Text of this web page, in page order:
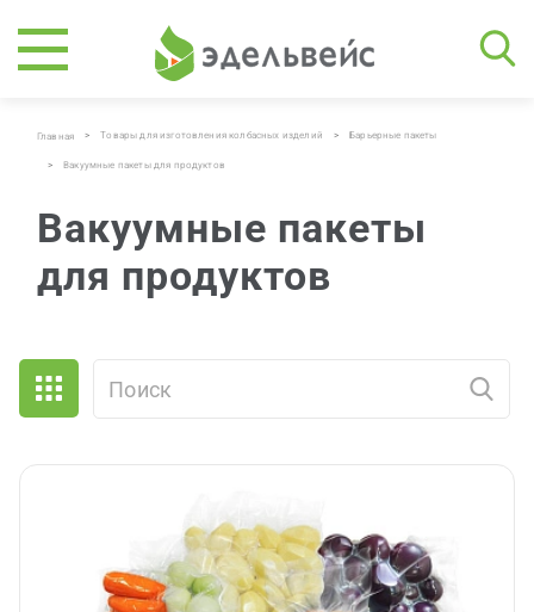
Главная > Товары для изготовления колбасных изделий > Барьерные пакеты
> Вакуумные пакеты для продуктов
Вакуумные пакеты
для продуктов